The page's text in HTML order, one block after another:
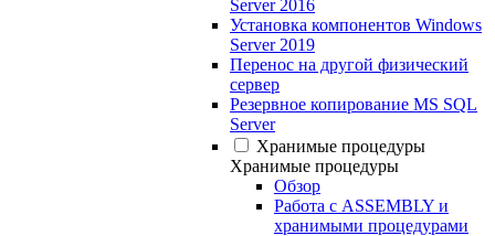
Server 2016
Установка компонентов Windows
Server 2019
Перенос на другой физический
сервер
Резервное копирование MS SQL
Server
Хранимые процедуры
Хранимые процедуры
Обзор
Работа с ASSEMBLY и
хранимыми процедурами